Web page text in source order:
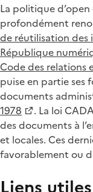
La politique
profondément
de réutilisation
République
Code des relations
puise en partie ses
documents
1978
. La loi
des documents à
et locales. Ces
favorablement ou
Liens utiles